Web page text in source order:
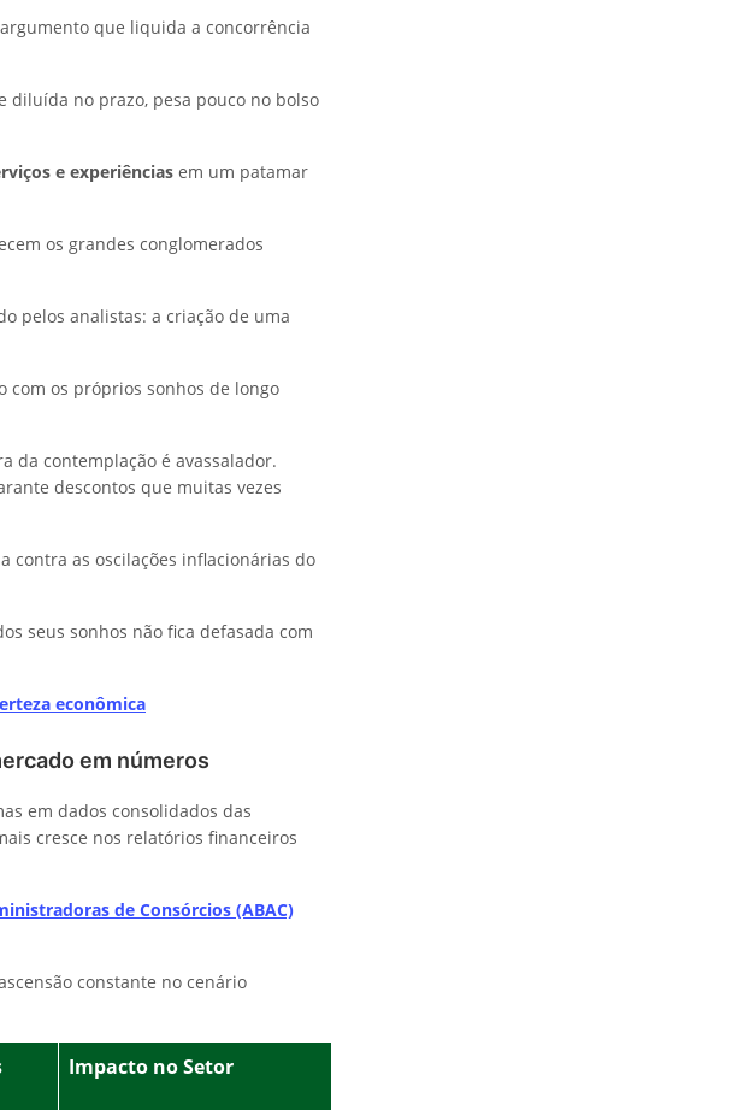
que liquida a concorrência
diluída no prazo, pesa pouco no bolso
e experiências em um patamar
os grandes conglomerados
pelos analistas: a criação de uma
com os próprios sonhos de longo
da contemplação é avassalador.
descontos que muitas vezes
contra as oscilações inflacionárias do
seus sonhos não fica defasada com
econômica
em números
em dados consolidados das
cresce nos relatórios financeiros
de Consórcios (ABAC)
constante no cenário
Impacto no Setor